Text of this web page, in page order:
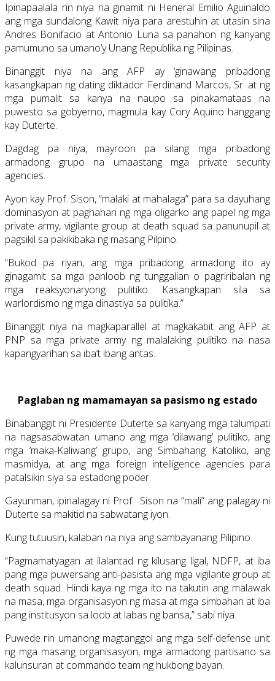
Ipinapaalala rin niya na ginamit ni Heneral Emilio Aguinaldo
ang mga sundalong Kawit niya para arestuhin at utasin sina
Andres Bonifacio at Antonio Luna sa panahon ng kanyang
pamumuno sa umano’y Unang Republika ng Pilipinas.
Binanggit niya na ang AFP ay ‘ginawang pribadong
kasangkapan ng dating diktador Ferdinand Marcos, Sr. at ng
mga pumalit sa kanya na naupo sa pinakamataas na
puwesto sa gobyerno, magmula kay Cory Aquino hanggang
kay Duterte.
Dagdag pa niya, mayroon pa silang mga pribadong
armadong grupo na umaastang mga private security
agencies.
Ayon kay Prof. Sison, “malaki at mahalaga” para sa dayuhang
dominasyon at paghahari ng mga oligarko ang papel ng mga
private army, vigilante group at death squad sa panunupil at
pagsikil sa pakikibaka ng masang Pilpino.
“Bukod pa riyan, ang mga pribadong armadong ito ay
ginagamit sa mga panloob ng tunggalian o pagriribalan ng
mga reaksyonaryong pulitiko. Kasangkapan sila sa
warlordismo ng mga dinastiya sa pulitika.”
Binanggit niya na magkaparallel at magkakabit ang AFP at
PNP sa mga private army ng malalaking pulitiko na nasa
kapangyarihan sa iba’t ibang antas.
Paglaban ng mamamayan sa pasismo ng estado
Binabanggit ni Presidente Duterte sa kanyang mga talumpati
na nagsasabwatan umano ang mga ‘dilawang’ pulitiko, ang
mga ‘maka-Kaliwang’ grupo, ang Simbahang Katoliko, ang
masmidya, at ang mga foreign intelligence agencies para
patalsikin siya sa estadong poder.
Gayunman, ipinalagay ni Prof. Sison na “mali” ang palagay ni
Duterte sa makitid na sabwatang iyon.
Kung tutuusin, kalaban na niya ang sambayanang Pilipino.
“Pagmamatyagan at ilalantad ng kilusang ligal, NDFP, at iba
pang mga puwersang anti-pasista ang mga vigilante group at
death squad. Hindi kaya ng mga ito na takutin ang malawak
na masa, mga organisasyon ng masa at mga simbahan at iba
pang institusyon sa loob at labas ng bansa,” sabi niya.
Puwede rin umanong magtanggol ang mga self-defense unit
ng mga masang organisasyon, mga armadong partisano sa
kalunsuran at commando team ng hukbong bayan.